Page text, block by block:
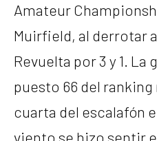
Amateur
Muirfield, al derrotar
Revuelta por 3 y 1. La
puesto 66 del
cuarta del escalafón
viento se hizo sentir